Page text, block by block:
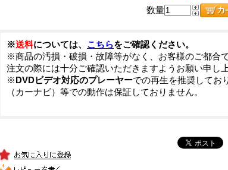
数量
※送料については、 こちらをご確認ください。
※商品の汚損・破損・故障等がなく、お客様のご都合
注文の際には十分ご確認いただきますようお願い申し上
※DVDビデオ対応のプレーヤーでの再生を推奨してお
（カーナビ）等での動作は保証しておりません。